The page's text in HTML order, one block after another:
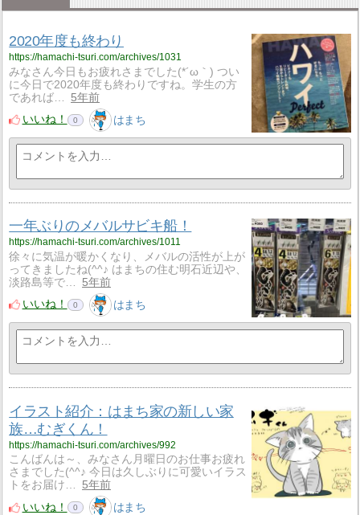
2020年度も終わり
https://hamachi-tsuri.com/archives/1031
みなさん今日もお疲れさまでした(*´ω｀) つい
に今日で2020年度も終わりですね。学生の方
であれば…
5年前
いいね！
0 はまち
一年ぶりのメバルサビキ船！
https://hamachi-tsuri.com/archives/1011
徐々に気温が暖かくなり、メバルの活性が上が
ってきましたね(^^♪ はまちの住む明石近辺や、
淡路島等で…
5年前
いいね！
0 はまち
イラスト紹介：はまち家の新しい家
族…むぎくん！
https://hamachi-tsuri.com/archives/992
こんばんは～、みなさん月曜日のお仕事お疲れ
さまでした(^^♪ 今日は久しぶりに可愛いイラス
トをお届け…
5年前
いいね！
0 はまち